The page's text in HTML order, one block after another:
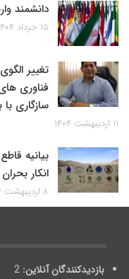
دانشمند
۱۵ خرداد ۱۴۰۴
تغییر
فناوری
سازگاری
۱۱ اردیبهشت ۱۴۰۴
بیانیه
انکار
۸ اردیبهشت ۱۴۰۴
بازدیدکنندگان آنلاین: 2